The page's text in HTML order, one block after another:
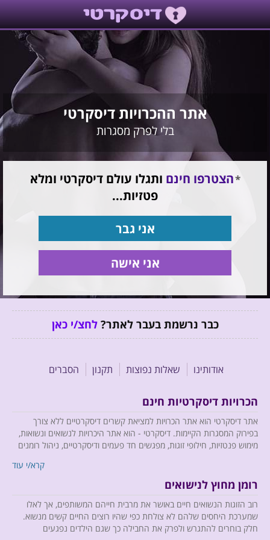
אתר ההכרויות דיסקרטי
בלי לפרק מסגרות
הצטרפו חינם ותגלו עולם דיסקרטי ומלא
פטזיות...
אני גבר
אני אישה
כבר נרשמת בעבר לאתר?לחצ/י כאן
אודותינו שאלות נפוצות תקנון הסברים
הכרויות דיסקרטיות חינם
אתר דיסקרטי הוא אתר הכרויות למציאת קשרים דיסקרטיים ללא צורך
בפירוק המסגרות הקיימות. דיסקרטי - הוא אתר היכרויות לנשואים ונשואות,
מימוש פנטזיות, חילופי זוגות, מפגשים חד פעמים ודיסקרטיים, ניהול רומנים
אנו מביאים לחברי האתר רוח רעננה, כיפית ומהנה, ומשתדלים לחדש
ולהפתיע, כך שב- Descreti לא יהיה רגע אחד משעמם....
קרא/י עוד
רומן מחוץ לנישואים
רוב הזוגות הנשואים חיים באושר את מרבית חייהם המשותפים, אך לאלו
שמערכת היחסים שלהם לא צולחת כפי שהיו רוצים החיים קשים מנשוא.
חלק בוחרים להתגרש ולפרק את החבילה כך שגם הילדים נפגעים